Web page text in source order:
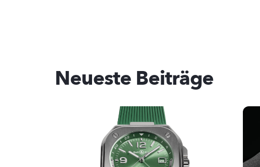
Neueste Beiträge